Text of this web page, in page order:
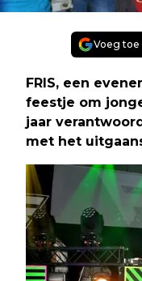
Voeg toe
FRIS, een
feestje om
jaar
met het